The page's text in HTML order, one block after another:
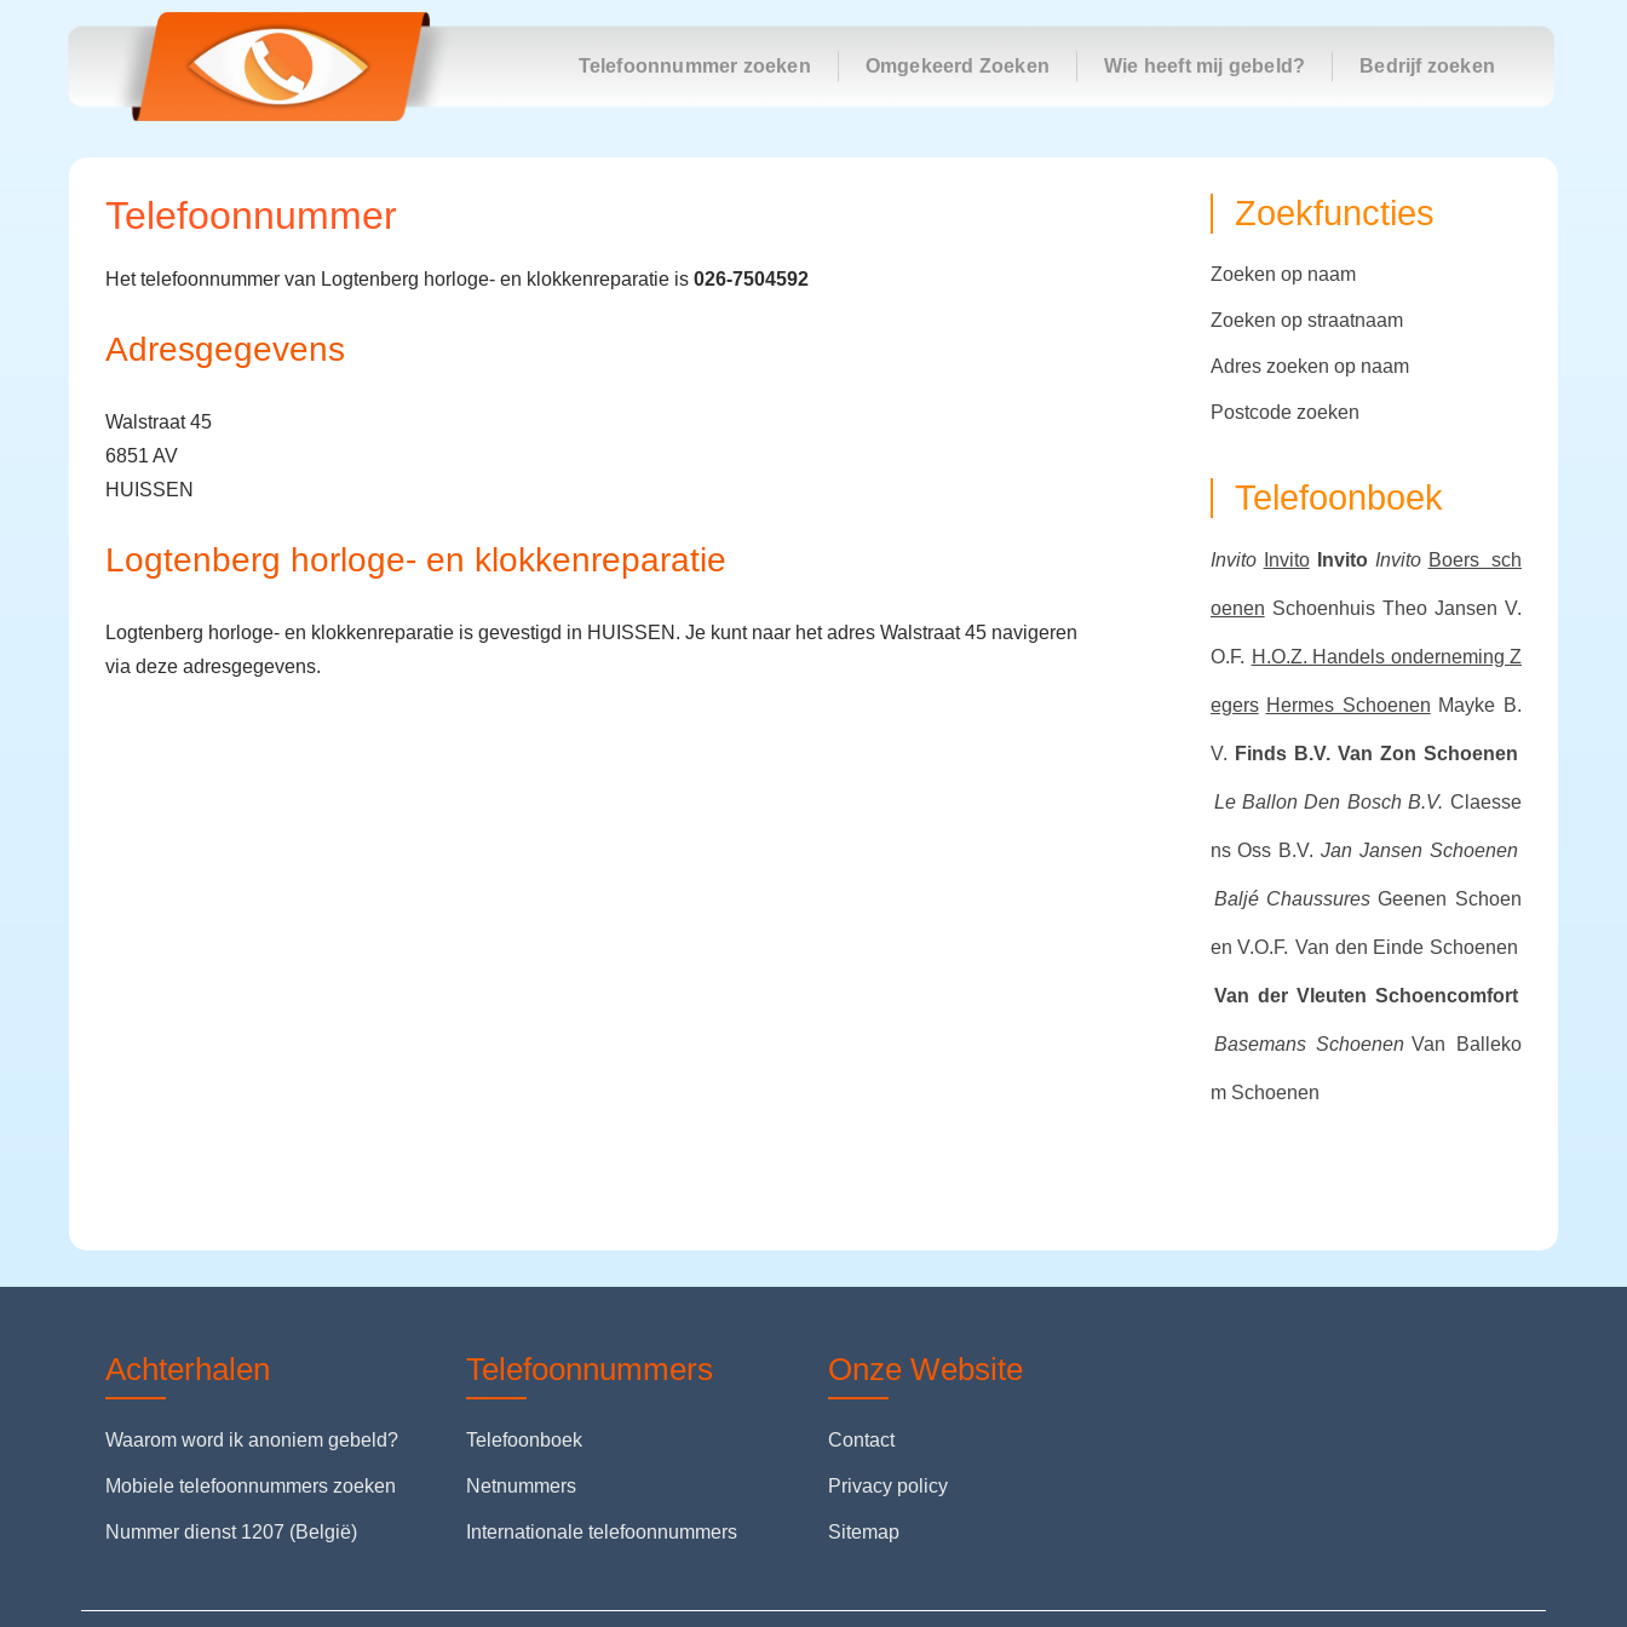
Telefoonnummer zoeken Omgekeerd Zoeken Wie heeft mij gebeld? Bedrijf zoeken
Telefoonnummer
Het telefoonnummer van Logtenberg horloge- en klokkenreparatie is 026-7504592
Adresgegevens
Walstraat 45
6851 AV
HUISSEN
Logtenberg horloge- en klokkenreparatie
Logtenberg horloge- en klokkenreparatie is gevestigd in HUISSEN. Je kunt naar het adres Walstraat 45 navigeren
via deze adresgegevens.
Zoekfuncties
zoeken op naam
zoeken op straatnaam
adres zoeken op naam
postcode zoeken
Telefoonboek
Invito Invito Invito Invito Boers sch
oenen Schoenhuis Theo Jansen V.
O.F. H.O.Z. Handels onderneming Z
egers Hermes Schoenen Mayke B.
V. Finds B.V. Van Zon Schoenen
Le Ballon Den Bosch B.V. Claesse
ns Oss B.V. Jan Jansen Schoenen
Baljé Chaussures Geenen Schoen
en V.O.F. Van den Einde Schoenen
Van der Vleuten Schoencomfort
Basemans Schoenen Van Balleko
m Schoenen
Achterhalen
Waarom word ik anoniem gebeld?
Mobiele telefoonnummers zoeken
Nummer dienst 1207 (België)
Telefoonnummers
Telefoonboek
Netnummers
Internationale telefoonnummers
Onze Website
Contact
Privacy policy
Sitemap